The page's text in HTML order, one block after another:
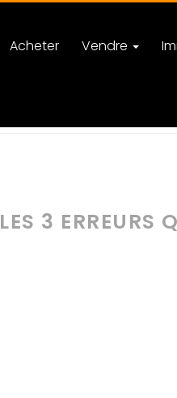
Acheter Vendre
LES 3 ERREURS